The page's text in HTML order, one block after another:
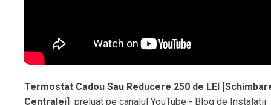
Termostat Cadou Sau Reducere 250 de LEI
Centralei] preluat pe canalul YouTube - Blog de Instalatii